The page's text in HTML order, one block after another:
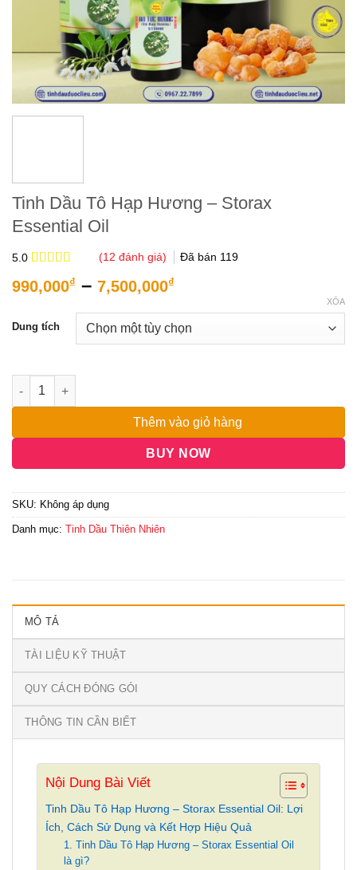
Tinh Dầu Tô Hạp Hương – Storax
Essential Oil
5.0
trên 5
dựa trên
(12 đánh giá) Đã bán 119
990,000₫ – 7,500,000₫
từ
990,000₫
Dung tích
XÓA
Thêm vào giỏ hàng
BUY NOW
SKU: Không áp dụng
Danh mục: Tinh Dầu Thiên Nhiên
MÔ TẢ
TÀI LIỆU KỸ THUẬT
QUY CÁCH ĐÓNG GÓI
THÔNG TIN CẦN BIẾT
Nội Dung Bài Viết
Tinh Dầu Tô Hạp Hương – Storax Essential Oil: Lợi
Ích, Cách Sử Dụng và Kết Hợp Hiệu Quả
1. Tinh Dầu Tô Hạp Hương – Storax Essential Oil
là gì?